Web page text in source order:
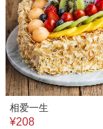
相爱一生
¥208